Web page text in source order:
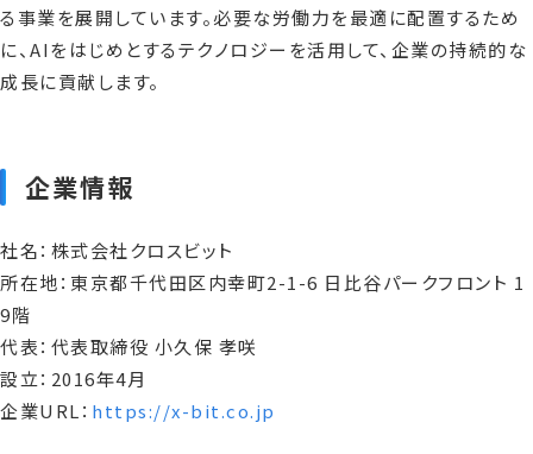
る事業を展開しています。必要な労働力を最適に配置するため
に、AIをはじめとするテクノロジーを活用して、企業の持続的な
成長に貢献します。
企業情報
社名：株式会社クロスビット
所在地：東京都千代田区内幸町2-1-6 日比谷パークフロント 1
9階
代表：代表取締役 小久保 孝咲
設立：2016年4月
企業URL： https://x-bit.co.jp